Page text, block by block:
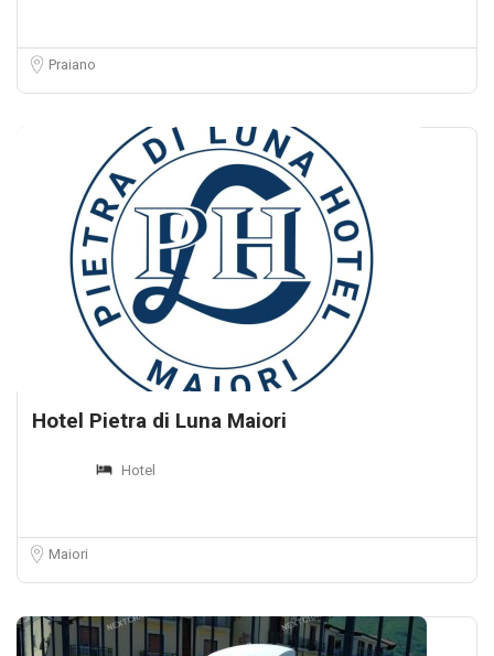
Praiano
Hotel Pietra di Luna Maiori
Hotel
Maiori